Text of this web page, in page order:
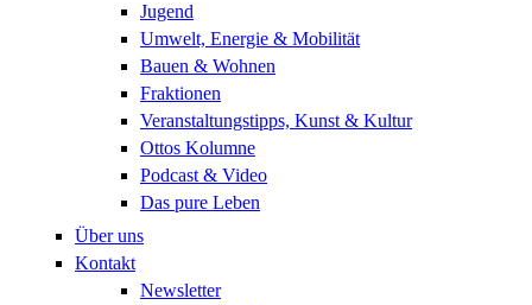
Jugend
Umwelt, Energie & Mobilität
Bauen & Wohnen
Fraktionen
Veranstaltungstipps, Kunst & Kultur
Ottos Kolumne
Podcast & Video
Das pure Leben
Über uns
Kontakt
Newsletter